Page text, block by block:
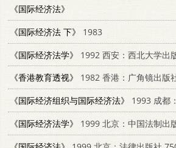
《国际经济法》
《国际经济法 下》
1983
《国际经济法学》
1992 西安：西北大学出
《香港教育透视》
1982 香港：广角镜出版社
《国际经济组织与国际经济法》
1993 成都：成
《国际经济法学》
1999 北京：中国法制出